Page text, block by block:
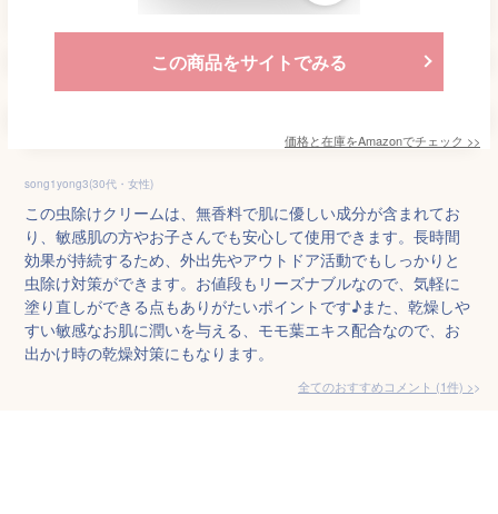
この商品をサイトでみる
価格と在庫をAmazonでチェック >>
song1yong3(30代・女性)
この虫除けクリームは、無香料で肌に優しい成分が含まれてお
り、敏感肌の方やお子さんでも安心して使用できます。長時間
効果が持続するため、外出先やアウトドア活動でもしっかりと
虫除け対策ができます。お値段もリーズナブルなので、気軽に
塗り直しができる点もありがたいポイントです♪また、乾燥しや
すい敏感なお肌に潤いを与える、モモ葉エキス配合なので、お
出かけ時の乾燥対策にもなります。
全てのおすすめコメント (1件) >